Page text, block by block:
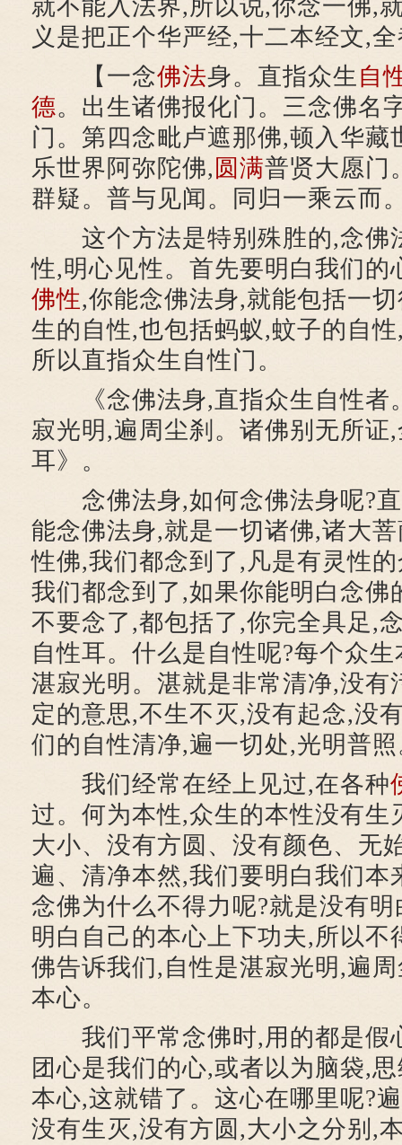
就不能入法界,所以说,你念一佛,
义是把正个华严经,十二本经文,
【一念佛法身。直指众生 自
德。出生诸佛报化门。三念佛名
门。第四念毗卢遮那佛,顿入华藏
乐世界阿弥陀佛, 圆满普贤大愿门
群疑。普与见闻。同归一乘云而
这个方法是特别殊胜的,念佛
性,明心见性。首先要明白我们的
佛性,你能念佛法身,就能包括一
生的自性,也包括蚂蚁,蚊子的自
所以直指众生自性门。
《念佛法身,直指众生自性者
寂光明,遍周尘刹。诸佛别无所证
耳》。
念佛法身,如何念佛法身呢?直
能念佛法身,就是一切诸佛,诸大
性佛,我们都念到了,凡是有灵性
我们都念到了,如果你能明白念佛
不要念了,都包括了,你完全具足,
自性耳。什么是自性呢?每个众
湛寂光明。湛就是非常清净,没有
定的意思,不生不灭,没有起念,没
们的自性清净,遍一切处,光明普
我们经常在经上见过,在各种
过。何为本性,众生的本性没有生
大小、没有方圆、没有颜色、无
遍、清净本然,我们要明白我们本
念佛为什么不得力呢?就是没有
明白自己的本心上下功夫,所以不
佛告诉我们,自性是湛寂光明,遍
本心。
我们平常念佛时,用的都是假
团心是我们的心,或者以为脑袋,
本心,这就错了。这心在哪里呢?
没有生灭,没有方圆,大小之分别,